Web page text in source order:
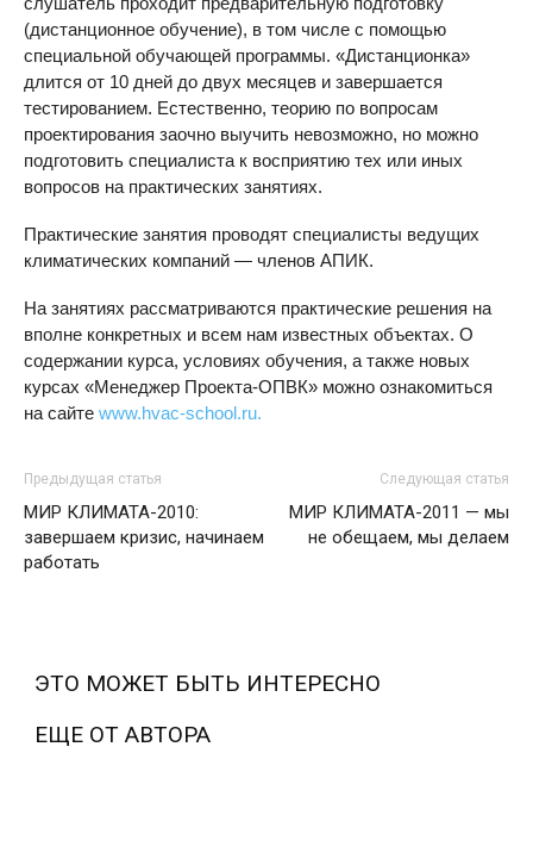
(дистанционное обучение), в том числе с помощью
специальной обучающей программы. «Дистанционка»
длится от 10 дней до двух месяцев и завершается
тестированием. Естественно, теорию по вопросам
проектирования заочно выучить невозможно, но можно
подготовить специалиста к восприятию тех или иных
вопросов на практических занятиях.
Практические занятия проводят специалисты ведущих
климатических компаний — членов АПИК.
На занятиях рассматриваются практические решения на
вполне конкретных и всем нам известных объектах. О
содержании курса, условиях обучения, а также новых
курсах «Менеджер Проекта-ОПВК» можно ознакомиться
на сайте www.hvac-school.ru.
Предыдущая статья
МИР КЛИМАТА-2010:
завершаем кризис, начинаем
работать
Следующая статья
МИР КЛИМАТА-2011 — мы
не обещаем, мы делаем
ЭТО МОЖЕТ БЫТЬ ИНТЕРЕСНО
ЕЩЕ ОТ АВТОРА